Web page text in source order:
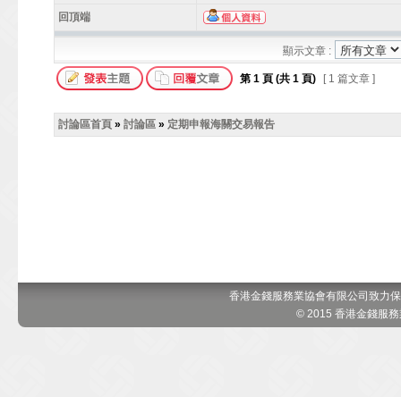
回頂端
顯示文章 :
第 1 頁 (共 1 頁) [ 1 篇文章 ]
討論區首頁 » 討論區 » 定期申報海關交易報告
香港金錢服務業協會有限公司致力
© 2015 香港金錢服